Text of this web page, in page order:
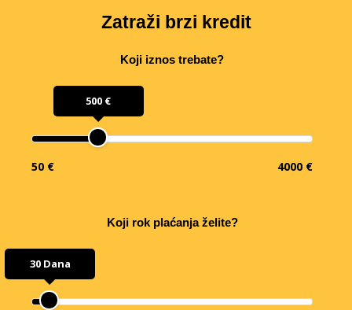
Zatraži brzi kredit
Koji iznos trebate?
500 €
50 € 4000 €
Koji rok plaćanja želite?
30 Dana